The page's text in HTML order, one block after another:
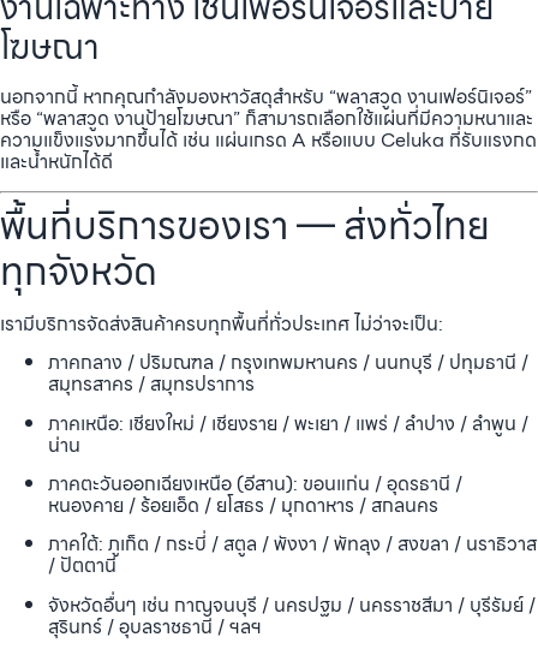
โฆษณา
นอกจากนี้ หากคุณกำลังมองหาวัสดุสำหรับ “พลาสวูด งานเฟอร์นิเจอร์”
หรือ “พลาสวูด งานป้ายโฆษณา” ก็สามารถเลือกใช้แผ่นที่มีความหนาและ
ความแข็งแรงมากขึ้นได้ เช่น แผ่นเกรด A หรือแบบ Celuka ที่รับแรงกด
และน้ำหนักได้ดี
พื้นที่บริการของเรา — ส่งทั่วไทย
ทุกจังหวัด
เรามีบริการจัดส่งสินค้าครบทุกพื้นที่ทั่วประเทศ ไม่ว่าจะเป็น:
ภาคกลาง / ปริมณฑล / กรุงเทพมหานคร / นนทบุรี / ปทุมธานี /
สมุทรสาคร / สมุทรปราการ
ภาคเหนือ: เชียงใหม่ / เชียงราย / พะเยา / แพร่ / ลำปาง / ลำพูน /
น่าน
ภาคตะวันออกเฉียงเหนือ (อีสาน): ขอนแก่น / อุดรธานี /
หนองคาย / ร้อยเอ็ด / ยโสธร / มุกดาหาร / สกลนคร
ภาคใต้: ภูเก็ต / กระบี่ / สตูล / พังงา / พัทลุง / สงขลา / นราธิวาส
/ ปัตตานี
จังหวัดอื่นๆ เช่น กาญจนบุรี / นครปฐม / นครราชสีมา / บุรีรัมย์ /
สุรินทร์ / อุบลราชธานี / ฯลฯ